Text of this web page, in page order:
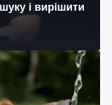
і вирішити